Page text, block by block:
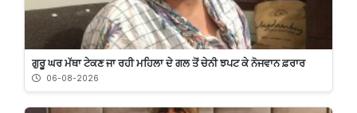
ਗੁਰੂ ਘਰ ਮੱਥਾ ਟੇਕਣ ਜਾ ਰਹੀ ਮਹਿਲਾ ਦੇ ਗਲ ਤੋਂ ਚੇਨੀ ਝਪਟ ਕੇ ਨੋਜਵਾਨ ਫ਼ਰਾਰ
06-08-2026